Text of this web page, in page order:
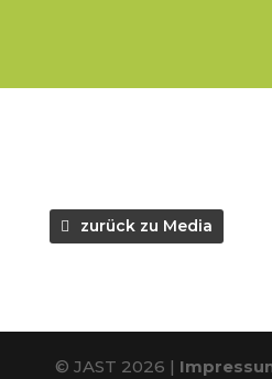
zurück zu Media
© JAST 2026 |